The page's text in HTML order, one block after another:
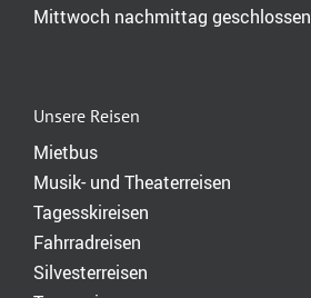
Mittwoch nachmittag geschlossen
Unsere Reisen
Mietbus
Musik- und Theaterreisen
Tagesskireisen
Fahrradreisen
Silvesterreisen